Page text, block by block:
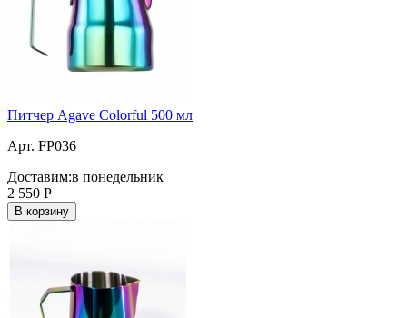
Питчер Agave Colorful 500 мл
Арт. FP036
Доставим:в понедельник
2 550 Р
В корзину